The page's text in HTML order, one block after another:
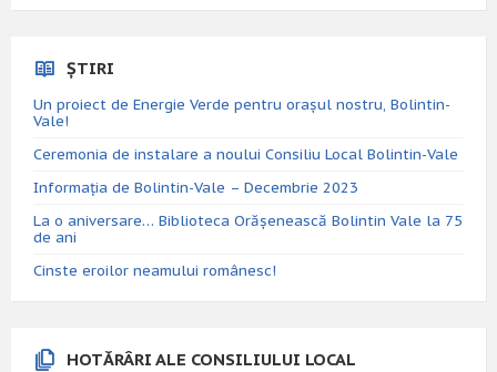
ȘTIRI
Un proiect de Energie Verde pentru orașul nostru, Bolintin-
Vale!
Ceremonia de instalare a noului Consiliu Local Bolintin-Vale
Informația de Bolintin-Vale – Decembrie 2023
La o aniversare… Biblioteca Orăşenească Bolintin Vale la 75
de ani
Cinste eroilor neamului românesc!
HOTĂRÂRI ALE CONSILIULUI LOCAL